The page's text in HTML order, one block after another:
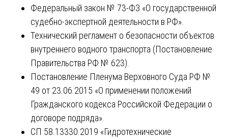
Федеральный закон № 73-ФЗ «О государственной
судебно-экспертной деятельности в РФ».
Технический регламент о безопасности объектов
внутреннего водного транспорта (Постановление
Правительства РФ № 623).
Постановление Пленума Верховного Суда РФ №
49 от 23.06.2015 «О применении положений
Гражданского кодекса Российской Федерации о
договоре подряда».
СП 58.13330.2019 «Гидротехнические